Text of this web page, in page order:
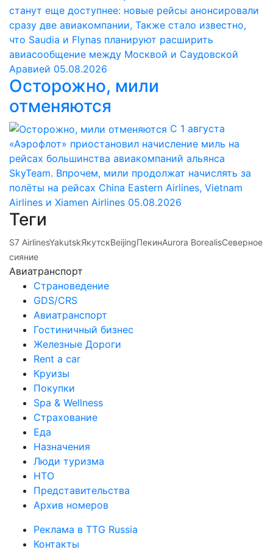
станут еще доступнее: новые рейсы анонсировали
сразу две авиакомпании, Также стало известно,
что Saudia и Flynas планируют расширить
авиасообщение между Москвой и Саудовской
Аравией 05.08.2026
Осторожно, мили
отменяются
С 1 августа
«Аэрофлот» приостановил начисление миль на
рейсах большинства авиакомпаний альянса
SkyTeam. Впрочем, мили продолжат начислять за
полёты на рейсах China Eastern Airlines, Vietnam
Airlines и Xiamen Airlines 05.08.2026
Теги
S7 AirlinesYakutskЯкутскBeijingПекинAurora BorealisСеверное
сияние
Авиатранспорт
Страноведение
GDS/CRS
Авиатранспорт
Гостиничный бизнес
Железные Дороги
Rent a car
Круизы
Покупки
Spa & Wellness
Страхование
Еда
Назначения
Люди туризма
НТО
Представительства
Архив номеров
Реклама в TTG Russia
Контакты